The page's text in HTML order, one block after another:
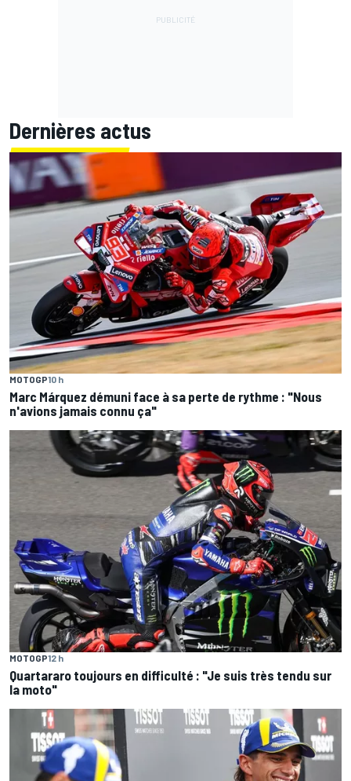
Dernières actus
MOTOGP10 h
Marc Márquez démuni face à sa perte de rythme : "Nous
n'avions jamais connu ça"
MOTOGP12 h
Quartararo toujours en difficulté : "Je suis très tendu sur
la moto"